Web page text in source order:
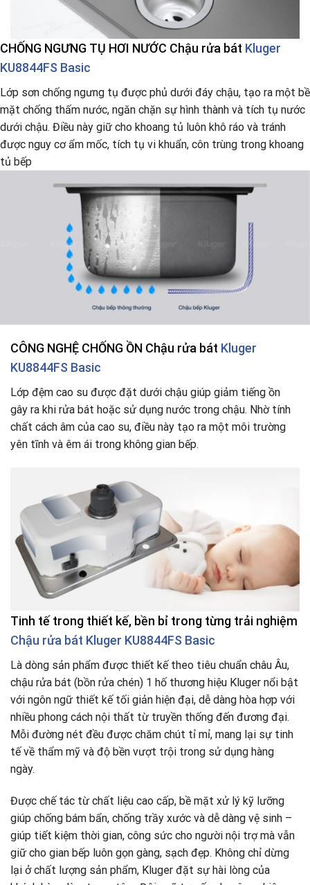
CHỐNG NGƯNG TỤ HƠI NƯỚC Chậu rửa bát Kluger
KU8844FS Basic
Lớp sơn chống ngưng tụ được phủ dưới đáy chậu, tạo ra một bề
mặt chống thấm nước, ngăn chặn sự hình thành và tích tụ nước
dưới chậu. Điều này giữ cho khoang tủ luôn khô ráo và tránh
được nguy cơ ẩm mốc, tích tụ vi khuẩn, côn trùng trong khoang
tủ bếp
CÔNG NGHỆ CHỐNG ỒN Chậu rửa bát Kluger
KU8844FS Basic
Lớp đệm cao su được đặt dưới chậu giúp giảm tiếng ồn
gây ra khi rửa bát hoặc sử dụng nước trong chậu. Nhờ tính
chất cách âm của cao su, điều này tạo ra một môi trường
yên tĩnh và êm ái trong không gian bếp.
Tinh tế trong thiết kế, bền bỉ trong từng trải nghiệm
Chậu rửa bát Kluger KU8844FS Basic
Là dòng sản phẩm được thiết kế theo tiêu chuẩn châu Âu,
chậu rửa bát (bồn rửa chén) 1 hố thương hiệu Kluger nổi bật
với ngôn ngữ thiết kế tối giản hiện đại, dễ dàng hòa hợp với
nhiều phong cách nội thất từ truyền thống đến đương đại.
Mỗi đường nét đều được chăm chút tỉ mỉ, mang lại sự tinh
tế về thẩm mỹ và độ bền vượt trội trong sử dụng hàng
ngày.
Được chế tác từ chất liệu cao cấp, bề mặt xử lý kỹ lưỡng
giúp chống bám bẩn, chống trầy xước và dễ dàng vệ sinh –
giúp tiết kiệm thời gian, công sức cho người nội trợ mà vẫn
giữ cho gian bếp luôn gọn gàng, sạch đẹp. Không chỉ dừng
lại ở chất lượng sản phẩm, Kluger đặt sự hài lòng của